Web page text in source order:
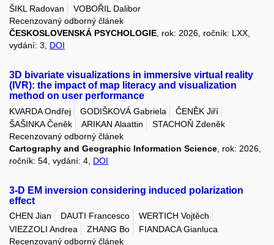
ŠIKL Radovan
VOBOŘIL Dalibor
Recenzovaný odborný článek
ČESKOSLOVENSKÁ PSYCHOLOGIE, rok: 2026, ročník: LXX,
vydání: 3, DOI
3D bivariate visualizations in immersive virtual reality
(IVR): the impact of map literacy and visualization
method on user performance
KVARDA Ondřej GODIŠKOVÁ Gabriela
ČENĚK Jiří
ŠAŠINKA Čeněk
ARIKAN Alaattin
STACHOŇ Zdeněk
Recenzovaný odborný článek
Cartography and Geographic Information Science , rok: 2026,
ročník: 54, vydání: 4, DOI
3-D EM inversion considering induced polarization
effect
CHEN Jian DAUTI Francesco
WERTICH Vojtěch
VIEZZOLI Andrea
ZHANG Bo
FIANDACA Gianluca
Recenzovaný odborný článek